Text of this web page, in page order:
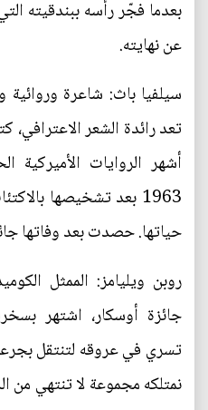
بعدما فجّر رأسه ببندقيته
عن نهايته.
سيلفيا باث: شاعرة
تعد رائدة الشعر
أشهر الروايات
1963 بعد تشخيصها
حياتها. حصدت بعد وفاتها
جائزة أوسكار، اشتهر
تسري في عروقه لتنتقل
نمتلكه مجموعة لا تنتهي من